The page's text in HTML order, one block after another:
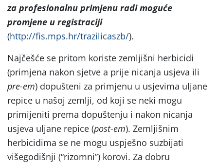
za profesionalnu primjenu radi moguće
promjene u registraciji
(http://fis.mps.hr/trazilicaszb/).
Najčešće se pritom koriste zemljišni herbicidi
(primjena nakon sjetve a prije nicanja usjeva ili
pre-em) dopušteni za primjenu u usjevima uljane
repice u našoj zemlji, od koji se neki mogu
primijeniti prema dopuštenju i nakon nicanja
usjeva uljane repice (post-em). Zemljišnim
herbicidima se ne mogu uspješno suzbijati
višegodišnji (“rizomni”) korovi. Za dobru